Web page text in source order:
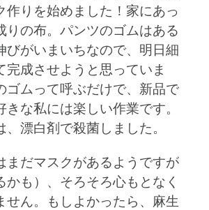
作りを始めました！家にあっ
りの布。パンツのゴムはある
びがいまいちなので、明日細
完成させようと思っていま
ゴムって呼ぶだけで、新品で
な私には楽しい作業です。
漂白剤で殺菌しました。
まだマスクがあるようですが
かも）、そろそろ心もとなく
せん。もしよかったら、麻生